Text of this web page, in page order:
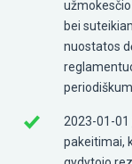
bei
nuostatos
2023-01-01
pakeitimai,